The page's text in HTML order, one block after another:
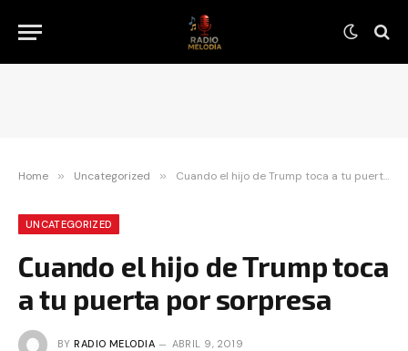
Home » Uncategorized » Cuando el hijo de Trump toca a tu puerta por sorpresa
UNCATEGORIZED
Cuando el hijo de Trump toca
a tu puerta por sorpresa
BY RADIO MELODIA ABRIL 9, 2019